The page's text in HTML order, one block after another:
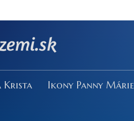
Krista Ikony Panny Márie